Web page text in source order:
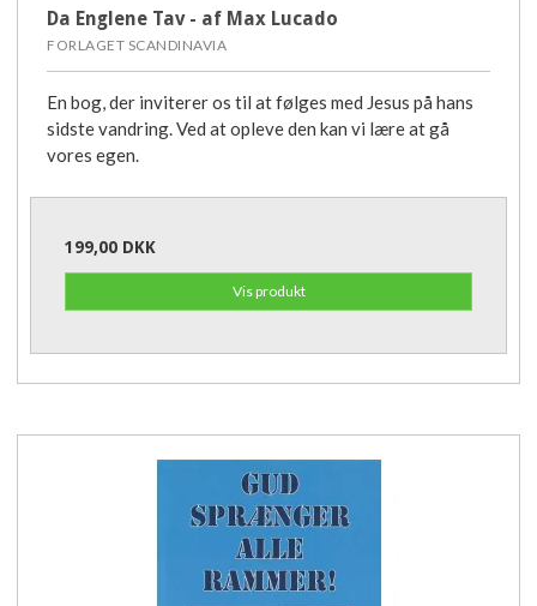
Da Englene Tav - af Max Lucado
FORLAGET SCANDINAVIA
En bog, der inviterer os til at følges med Jesus på hans
sidste vandring. Ved at opleve den kan vi lære at gå
vores egen.
199,00 DKK
Vis produkt